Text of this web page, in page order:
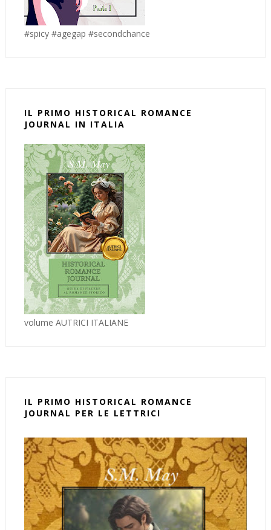
#spicy #agegap #secondchance
IL PRIMO HISTORICAL ROMANCE
JOURNAL IN ITALIA
volume AUTRICI ITALIANE
IL PRIMO HISTORICAL ROMANCE
JOURNAL PER LE LETTRICI